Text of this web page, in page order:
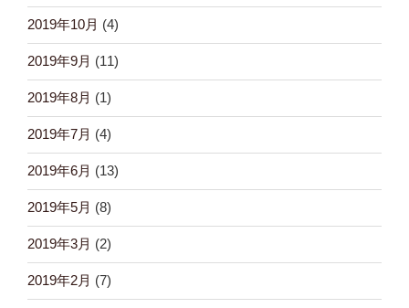
2019年10月 (4)
2019年9月 (11)
2019年8月 (1)
2019年7月 (4)
2019年6月 (13)
2019年5月 (8)
2019年3月 (2)
2019年2月 (7)